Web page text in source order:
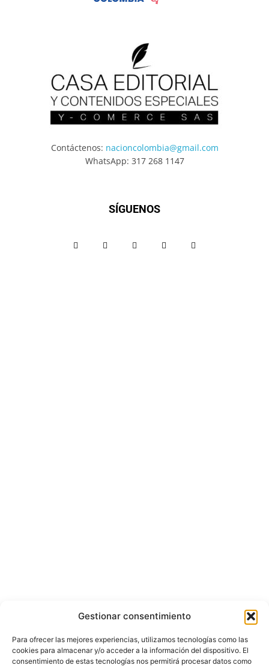
Gestionar consentimiento
Para ofrecer las mejores experiencias, utilizamos tecnologías como las
cookies para almacenar y/o acceder a la información del dispositivo. El
consentimiento de estas tecnologías nos permitirá procesar datos como
Contáctenos: nacioncolombia@gmail.com
WhatsApp: 317 268 1147
SÍGUENOS